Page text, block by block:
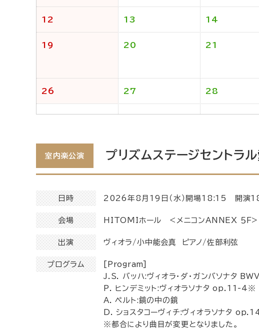
12 13 14
19 20 21
26 27 28
室内楽公演 プリズムステージセントラ
日時 2026年8月19日（水）開場18:15 開演
会場 HITOMIホール <メニコンANNEX ５Ｆ>
出演 ヴィオラ/小中能会真 ピアノ/佐部利弦
プログラム
[Program]
J.S. バッハ:ヴィオラ・ダ・ガンバソナタ
P. ヒンデミット:ヴィオラソナタ op.11-4※
A. ペルト:鏡の中の鏡
D. ショスタコーヴィチ:ヴィオラソナタ
※都合により曲目が変更となりました。